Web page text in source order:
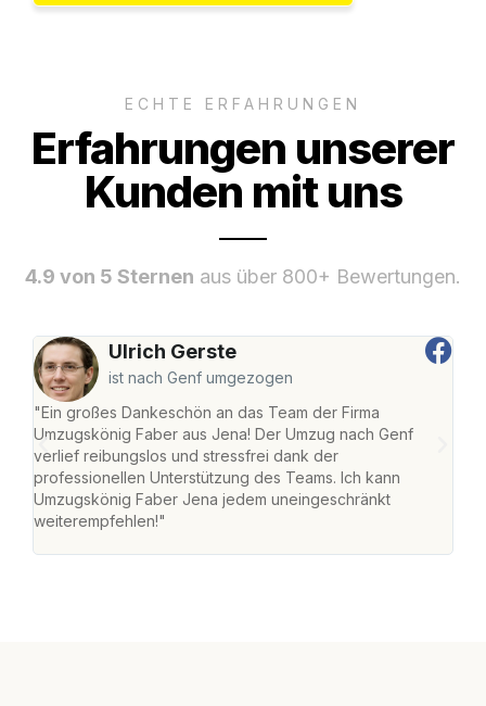
ECHTE ERFAHRUNGEN
Erfahrungen unserer
Kunden mit uns
4.9 von 5 Sternen aus über 800+ Bewertungen.
Ulrich Gerste
ist nach Genf umgezogen
"Ein großes Dankeschön an das Team der Firma
Umzugskönig Faber aus Jena! Der Umzug nach Genf
verlief reibungslos und stressfrei dank der
professionellen Unterstützung des Teams. Ich kann
Umzugskönig Faber Jena jedem uneingeschränkt
weiterempfehlen!"